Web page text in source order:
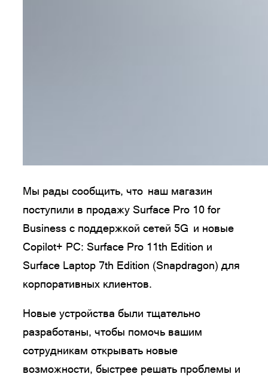
Мы рады сообщить, что наш магазин
поступили в продажу Surface Pro 10 for
Business с поддержкой сетей 5G и новые
Copilot+ PC: Surface Pro 11th Edition и
Surface Laptop 7th Edition (Snapdragon) для
корпоративных клиентов.
Новые устройства были тщательно
разработаны, чтобы помочь вашим
сотрудникам открывать новые
возможности, быстрее решать проблемы и